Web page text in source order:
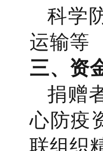
科学
运输等
三、资
捐赠
心防疫
联组织